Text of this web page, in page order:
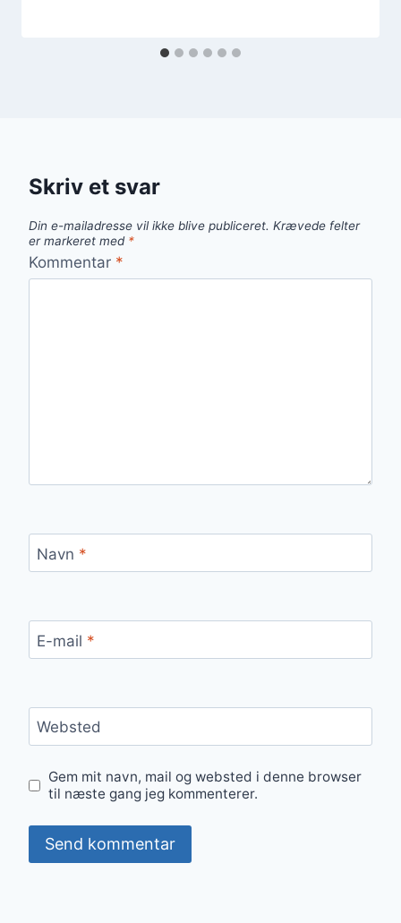
Skriv et svar
Din e-mailadresse vil ikke blive publiceret. Krævede felter
er markeret med *
Kommentar *
Navn *
E-mail *
Websted
Gem mit navn, mail og websted i denne browser
til næste gang jeg kommenterer.